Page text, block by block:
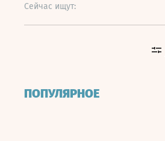
Сейчас ищут:
ПОПУЛЯРНОЕ